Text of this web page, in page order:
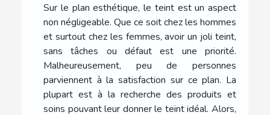
Sur le plan esthétique, le teint est un aspect
non négligeable. Que ce soit chez les hommes
et surtout chez les femmes, avoir un joli teint,
sans tâches ou défaut est une priorité.
Malheureusement, peu de personnes
parviennent à la satisfaction sur ce plan. La
plupart est à la recherche des produits et
soins pouvant leur donner le teint idéal. Alors,